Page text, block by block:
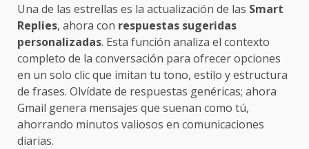
Una de las estrellas es la actualización de las Smart
Replies, ahora con respuestas sugeridas
personalizadas. Esta función analiza el contexto
completo de la conversación para ofrecer opciones
en un solo clic que imitan tu tono, estilo y estructura
de frases. Olvídate de respuestas genéricas; ahora
Gmail genera mensajes que suenan como tú,
ahorrando minutos valiosos en comunicaciones
diarias.